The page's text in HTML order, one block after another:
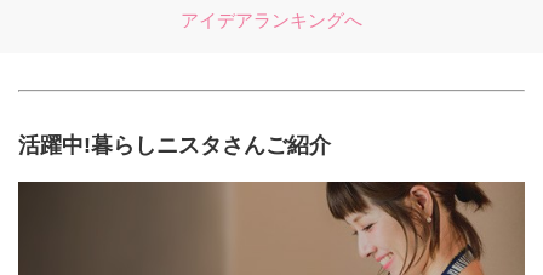
アイデアランキングへ
活躍中!暮らしニスタさんご紹介